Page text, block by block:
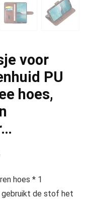
voor
PU
hoes,
hoes * 1
gebruikt de stof het